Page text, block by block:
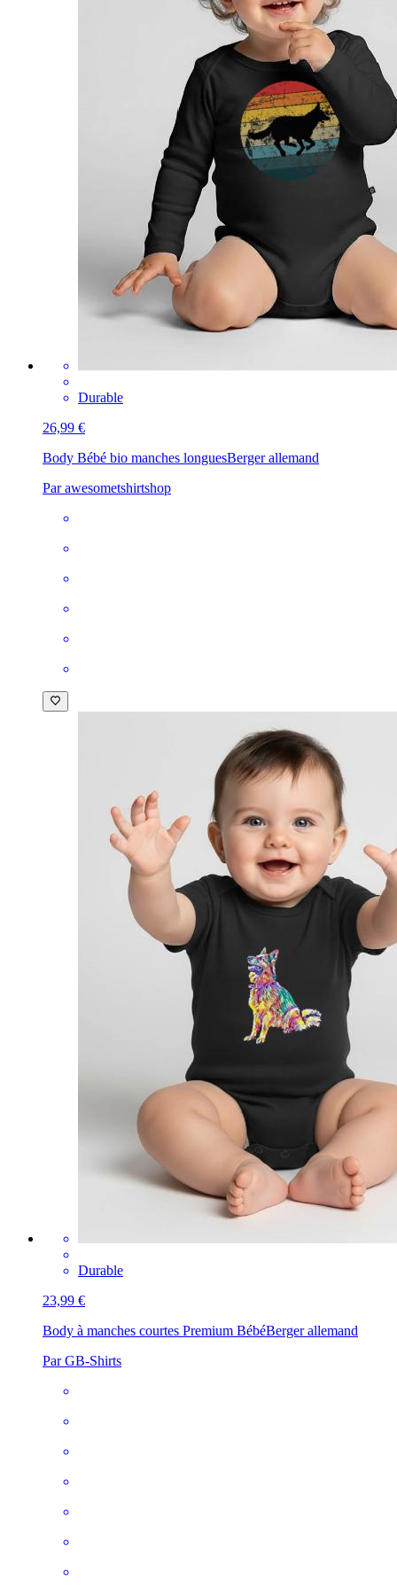
Durable
26,99 €
Body Bébé bio manches longuesBerger allemand
Par awesometshirtshop
Durable
23,99 €
Body à manches courtes Premium BébéBerger allemand
Par GB-Shirts